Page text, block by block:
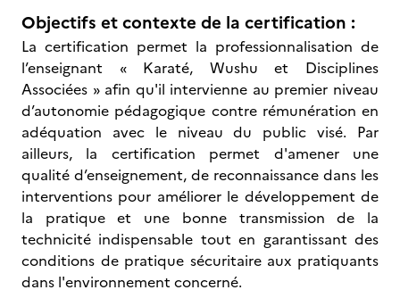
Objectifs et contexte de la certification :
La certification permet la professionnalisation de
l’enseignant « Karaté, Wushu et Disciplines
Associées » afin qu'il intervienne au premier niveau
d’autonomie pédagogique contre rémunération en
adéquation avec le niveau du public visé. Par
ailleurs, la certification permet d'amener une
qualité d’enseignement, de reconnaissance dans les
interventions pour améliorer le développement de
la pratique et une bonne transmission de la
technicité indispensable tout en garantissant des
conditions de pratique sécuritaire aux pratiquants
dans l'environnement concerné.